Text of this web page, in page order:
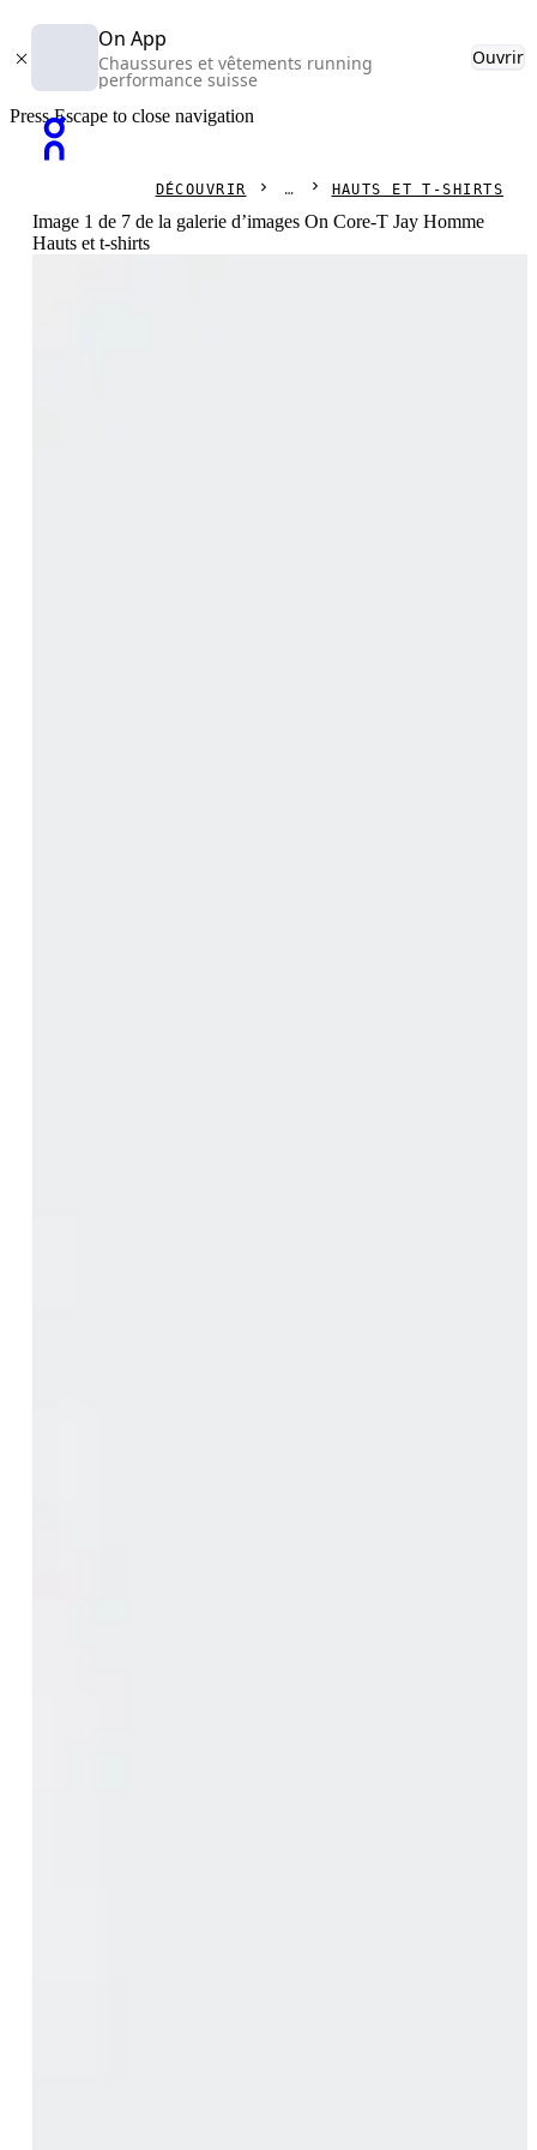
On App
Chaussures et vêtements running
performance suisse
Ouvrir
Press Escape to close navigation
DÉCOUVRIR HAUTS ET T-SHIRTS
Image 1 de 7 de la galerie d’images On Core-T Jay Homme
Hauts et t-shirts